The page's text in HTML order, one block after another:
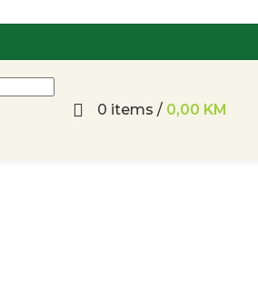
0 items / 0,00 KM